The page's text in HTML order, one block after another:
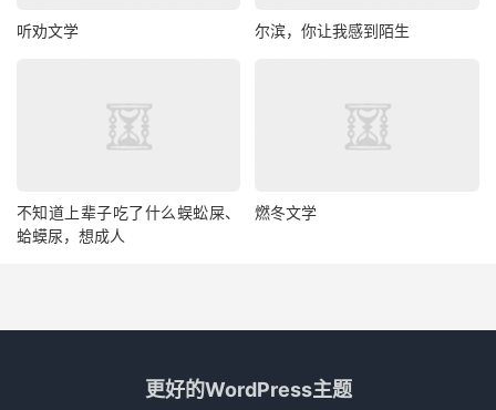
听劝文学 尔滨，你让我感到陌生
不知道上辈子吃了什么蜈蚣屎、
蛤蟆尿，想成人
燃冬文学
更好的WordPress主题